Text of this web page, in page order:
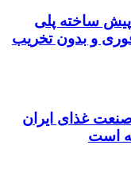
پیش ساخته پلی
و بدون تخریب
غذای ایران
است